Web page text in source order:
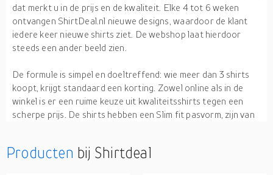
dat merkt u in de prijs en de kwaliteit. Elke 4 tot 6 weken
ontvangen ShirtDeal.nl nieuwe designs, waardoor de klant
iedere keer nieuwe shirts ziet. De webshop laat hierdoor
steeds een ander beeld zien.
De formule is simpel en doeltreffend: wie meer dan 3 shirts
koopt, krijgt standaard een korting. Zowel online als in de
winkel is er een ruime keuze uit kwaliteitsshirts tegen een
scherpe prijs. De shirts hebben een Slim fit pasvorm, zijn van
laagdrempelig zijn. De fit is gebaseerd op de Nederlandse
Producten bij Shirtdeal